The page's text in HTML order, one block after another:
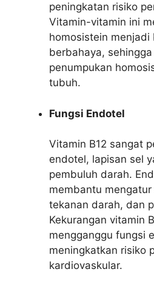
peningkatan risiko
Vitamin-vitamin ini
homosistein
berbahaya,
penumpukan
tubuh.
Fungsi Endotel
Vitamin B12 sangat
endotel, lapisan sel
pembuluh darah.
membantu
tekanan darah, dan
Kekurangan vitamin
mengganggu fungsi
meningkatkan risiko
kardiovaskular.